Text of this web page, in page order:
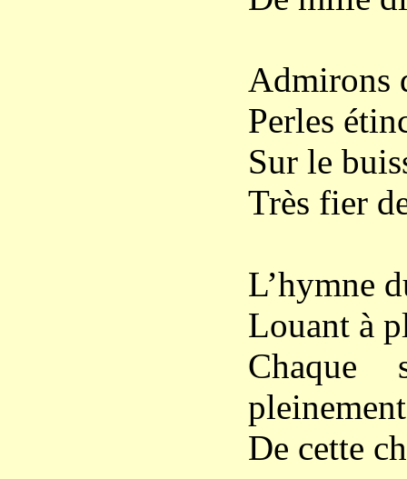
Admirons
Perles
Sur le
Très fier
L’hymne
Louant à
pleinement
De cette